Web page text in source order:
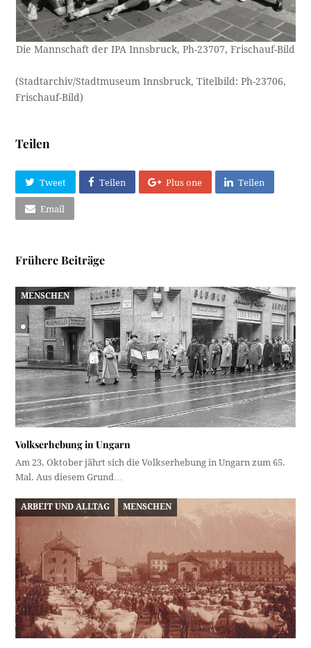
Die Mannschaft der IPA Innsbruck, Ph-23707, Frischauf-Bild
(Stadtarchiv/Stadtmuseum Innsbruck, Titelbild: Ph-23706,
Frischauf-Bild)
Teilen
Tweet Teilen Plus one Teilen
Email
Frühere Beiträge
MENSCHEN
Volkserhebung in Ungarn
Am 23. Oktober jährt sich die Volkserhebung in Ungarn zum 65.
Mal. Aus diesem Grund…
ARBEIT UND ALLTAG MENSCHEN